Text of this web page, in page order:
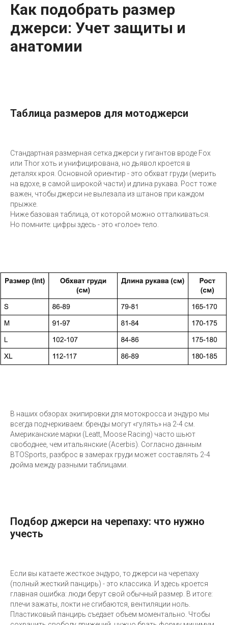
Как подобрать размер
джерси: Учет защиты и
анатомии
Таблица размеров для мотоджерси
Стандартная размерная сетка джерси у гигантов вроде Fox
или Thor хоть и унифицирована, но дьявол кроется в
деталях кроя. Основной ориентир - это обхват груди (мерить
на вдохе, в самой широкой части) и длина рукава. Рост тоже
важен, чтобы джерси не вылезала из штанов при каждом
прыжке.
Ниже базовая таблица, от которой можно отталкиваться.
Но помните: цифры здесь - это «голое» тело.
В наших обзорах экипировки для мотокросса и эндуро мы
всегда подчеркиваем: бренды могут «гулять» на 2-4 см.
Американские марки (Leatt, Moose Racing) часто шьют
свободнее, чем итальянские (Acerbis). Согласно данным
BTOSports, разброс в замерах груди может составлять 2-4
дюйма между разными таблицами.
Подбор джерси на черепаху: что нужно
учесть
Если вы катаете жесткое эндуро, то джерси на черепаху
(полный жесткий панцирь) - это классика. И здесь кроется
главная ошибка: люди берут свой обычный размер. В итоге:
плечи зажаты, локти не сгибаются, вентиляции ноль.
Пластиковый панцирь съедает объем моментально. Чтобы